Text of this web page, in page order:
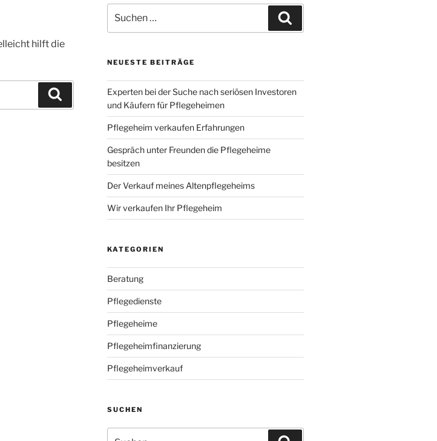
hilft die
nach:
NEUESTE BEITRÄGE
Experten bei der Suche nach seriösen Investoren
und Käufern für Pflegeheimen
Pflegeheim verkaufen Erfahrungen
Gespräch unter Freunden die Pflegeheime
besitzen
Der Verkauf meines Altenpflegeheims
Wir verkaufen Ihr Pflegeheim
KATEGORIEN
Beratung
Pflegedienste
Pflegeheime
Pflegeheimfinanzierung
Pflegeheimverkauf
SUCHEN